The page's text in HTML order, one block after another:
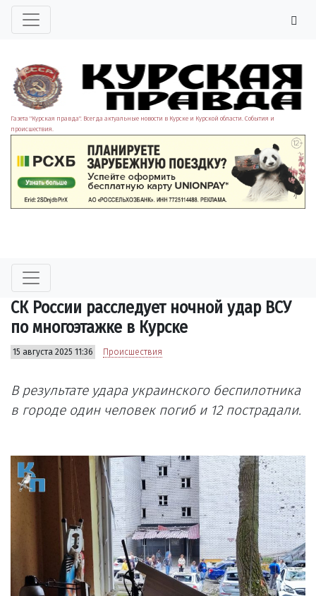
Газета "Курская правда". Всегда актуальные новости в Курске и Курской области. События и
происшествия.
СК России расследует ночной удар ВСУ
по многоэтажке в Курске
15 августа 2025 11:36 Происшествия
В результате удара украинского беспилотника
в городе один человек погиб и 12 пострадали.